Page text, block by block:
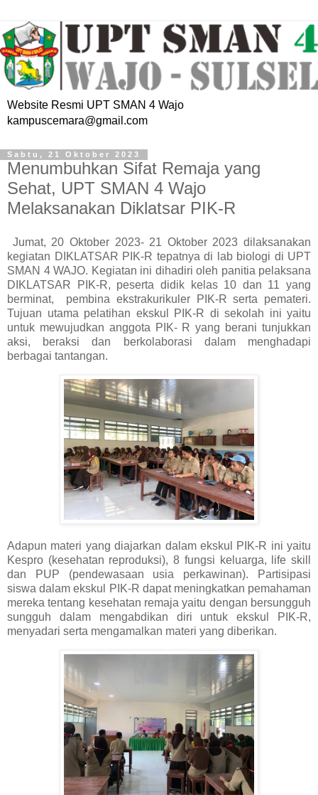
Website Resmi UPT SMAN 4 Wajo
kampuscemara@gmail.com
Sabtu, 21 Oktober 2023
Menumbuhkan Sifat Remaja yang
Sehat, UPT SMAN 4 Wajo
Melaksanakan Diklatsar PIK-R
Jumat, 20 Oktober 2023- 21 Oktober 2023 dilaksanakan
kegiatan DIKLATSAR PIK-R tepatnya di lab biologi di UPT
SMAN 4 WAJO. Kegiatan ini dihadiri oleh panitia pelaksana
DIKLATSAR PIK-R, peserta didik kelas 10 dan 11 yang
berminat, pembina ekstrakurikuler PIK-R serta pemateri.
Tujuan utama pelatihan ekskul PIK-R di sekolah ini yaitu
untuk mewujudkan anggota PIK- R yang berani tunjukkan
aksi, beraksi dan berkolaborasi dalam menghadapi
berbagai tantangan.
Adapun materi yang diajarkan dalam ekskul PIK-R ini yaitu
Kespro (kesehatan reproduksi), 8 fungsi keluarga, life skill
dan PUP (pendewasaan usia perkawinan). Partisipasi
siswa dalam ekskul PIK-R dapat meningkatkan pemahaman
mereka tentang kesehatan remaja yaitu dengan bersungguh
sungguh dalam mengabdikan diri untuk ekskul PIK-R,
menyadari serta mengamalkan materi yang diberikan.